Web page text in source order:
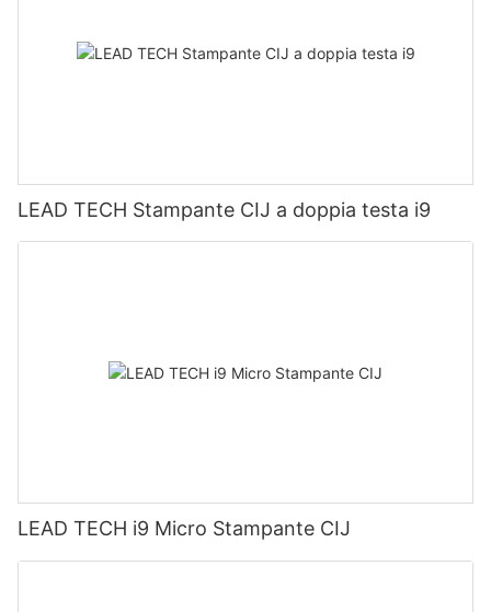
LEAD TECH Stampante CIJ a doppia testa i9
LEAD TECH i9 Micro Stampante CIJ